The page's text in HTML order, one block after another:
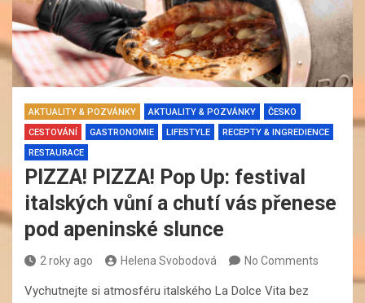
AKTUALITY & POZVÁNKY AKTUALITY & POZVÁNKY
ČESKO
CESTOVÁNÍ
GASTRONOMIE LIFESTYLE
RECEPTY & INGREDIENCE
RESTAURACE
PIZZA! PIZZA! Pop Up: festival
italských vůní a chutí vás přenese
pod apeninské slunce
2 roky ago Helena Svobodová No Comments
Vychutnejte si atmosféru italského La Dolce Vita bez